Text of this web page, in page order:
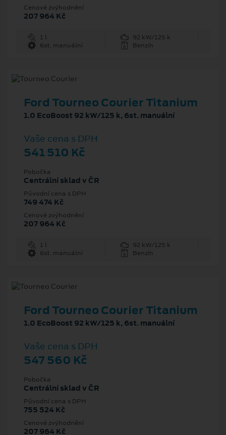
Cenové zvýhodnění
207 964 Kč
1 l
92 kW/125 k
6st. manuální
Benzín
Ford Tourneo Courier Titanium
1.0 EcoBoost 92 kW/125 k, 6st. manuální
Vaše cena s DPH
541 510 Kč
Pobočka
Centrální sklad v ČR
Původní cena s DPH
749 474 Kč
Cenové zvýhodnění
207 964 Kč
1 l
92 kW/125 k
6st. manuální
Benzín
Ford Tourneo Courier Titanium
1.0 EcoBoost 92 kW/125 k, 6st. manuální
Vaše cena s DPH
547 560 Kč
Pobočka
Centrální sklad v ČR
Původní cena s DPH
755 524 Kč
Cenové zvýhodnění
207 964 Kč